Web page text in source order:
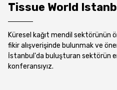
Tissue World
Küresel kağıt mendil sektörünün
fikir alışverişinde bulunmak ve
İstanbul'da buluşturan sektörün
konferansıyız.